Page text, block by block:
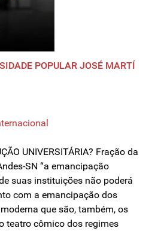
POPULAR JOSÉ MARTÍ
UNIVERSITÁRIA? Fração da
SN “a emancipação
suas instituições não poderá
com a emancipação dos
que são, também, os
teatro cômico dos regimes